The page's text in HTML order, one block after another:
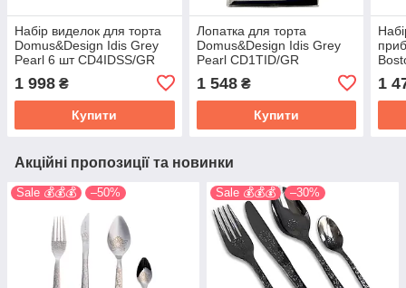
Набір виделок для торта
Domus&Design Idis Grey
Pearl 6 шт CD4IDSS/GR
1 998 ₴
Купити
Лопатка для торта
Domus&Design Idis Grey
Pearl CD1TID/GR
1 548₴
Купити
1
Акційні пропозиції та новинки
Sale 💰💰💰 –50% Sale 💰💰💰 –30%